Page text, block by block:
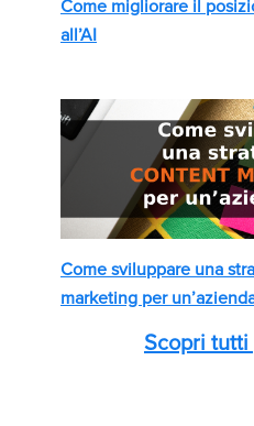
Come migliorare il
all’AI
Come sviluppare una
marketing per
Scopri